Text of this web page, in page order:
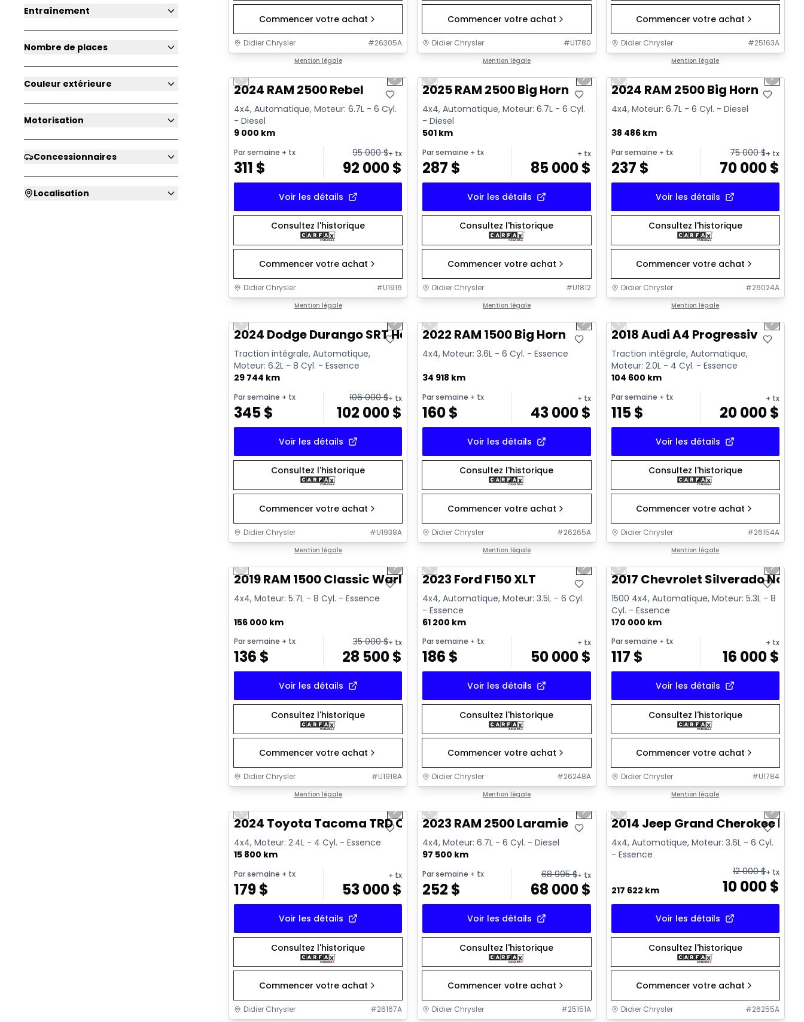
Entraînement
Nombre de places
Couleur extérieure
Motorisation
Concessionnaires
Localisation
Commencer votre achat
Didier Chrysler #26305A
Mention légale
Commencer votre achat
Didier Chrysler #U1780
Mention légale
Commencer votre achat
Didier Chrysler #25163A
Mention légale
Très bonne offre
Previous slide Next slide
2024 RAM 2500 Rebel
4x4, Automatique, Moteur: 6.7L - 6 Cyl.
- Diesel
9 000 km
Par semaine + tx
311 $
95 000$+ tx
92 000$
Voir les détails
Consultez l'historique
Commencer votre achat
Didier Chrysler #U1916
Mention légale
Très bonne offre
Previous slide Next slide
2025 RAM 2500 Big Horn
4x4, Automatique, Moteur: 6.7L - 6 Cyl.
- Diesel
501 km
Par semaine + tx
287 $
+ tx
85 000$
Voir les détails
Consultez l'historique
Commencer votre achat
Didier Chrysler #U1812
Mention légale
Très bonne offre
Previous slide Next
2024 RAM 2500 Big Horn
4x4, Moteur: 6.7L - 6 Cyl. - Diesel
38 486 km
Par semaine + tx
237 $
75 000$+ tx
70 000$
Voir les détails
Consultez l'historique
Commencer votre achat
Didier Chrysler #26024A
Mention légale
Très bonne offre
Previous slide Next slide
2024 Dodge Durango SRT Hellcat
Traction intégrale, Automatique,
Moteur: 6.2L - 8 Cyl. - Essence
29 744 km
Par semaine + tx
345$
106 000$+ tx
102 000$
Voir les détails
Consultez l'historique
Commencer votre achat
Didier Chrysler #U1938A
Mention légale
Très bonne offre
Previous slide Next slide
2022 RAM 1500 Big Horn
4x4, Moteur: 3.6L - 6 Cyl. - Essence
34 918 km
Par semaine + tx
160$
+ tx
43 000$
Voir les détails
Consultez l'historique
Commencer votre achat
Didier Chrysler #26265A
Mention légale
Très bonne offre
Previous slide Next
2018 Audi A4 Progressiv
Traction intégrale, Automatique,
Moteur: 2.0L - 4 Cyl. - Essence
104 600 km
Par semaine + tx
115$
+ tx
20 000$
Voir les détails
Consultez l'historique
Commencer votre achat
Didier Chrysler #26154A
Mention légale
Très bonne offre
Previous slide Next slide
2019 RAM 1500 Classic Warlock
4x4, Moteur: 5.7L - 8 Cyl. - Essence
156 000 km
Par semaine + tx
136 $
35 000$+ tx
28 500$
Voir les détails
Consultez l'historique
Commencer votre achat
Didier Chrysler #U1918A
Mention légale
Très bonne offre
Previous slide Next slide
2023 Ford F150 XLT
4x4, Automatique, Moteur: 3.5L - 6 Cyl.
- Essence
61 200 km
Par semaine + tx
186 $
+ tx
50 000$
Voir les détails
Consultez l'historique
Commencer votre achat
Didier Chrysler #26248A
Mention légale
Très bonne offre
Previous slide Next
2017 Chevrolet Silverado Noir
1500 4x4, Automatique, Moteur: 5.3L - 8
Cyl. - Essence
170 000 km
Par semaine + tx
117 $
+ tx
16 000$
Voir les détails
Consultez l'historique
Commencer votre achat
Didier Chrysler #U1784
Mention légale
Très bonne offre
Previous slide Next slide
2024 Toyota Tacoma TRD Offroad Premium
4x4, Moteur: 2.4L - 4 Cyl. - Essence
15 800 km
Par semaine + tx
179$
+ tx
53 000$
Voir les détails
Consultez l'historique
Commencer votre achat
Didier Chrysler #26167A
Très bonne offre
Previous slide Next slide
2023 RAM 2500 Laramie
4x4, Moteur: 6.7L - 6 Cyl. - Diesel
97 500 km
Par semaine + tx
252 $
68 995$+ tx
68 000$
Voir les détails
Consultez l'historique
Commencer votre achat
Didier Chrysler #25151A
Très bonne offre
Previous slide Next
2014 Jeep Grand Cherokee
4x4, Automatique, Moteur: 3.6L - 6 Cyl.
- Essence
217 622 km 10 000$
12 000$+ tx
Voir les détails
Consultez l'historique
Commencer votre achat
Didier Chrysler #26255A